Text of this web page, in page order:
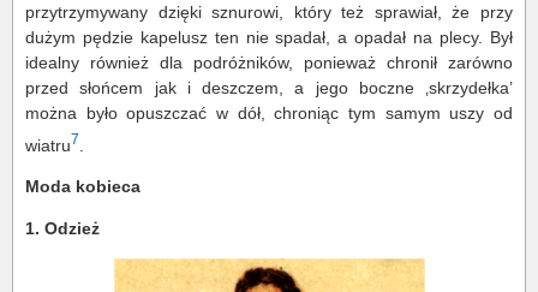
przytrzymywany dzięki sznurowi, który też sprawiał, że przy
dużym pędzie kapelusz ten nie spadał, a opadał na plecy. Był
idealny również dla podróżników, ponieważ chronił zarówno
przed słońcem jak i deszczem, a jego boczne ‚skrzydełka’
można było opuszczać w dół, chroniąc tym samym uszy od
wiatru7
Moda kobieca
1. Odzież